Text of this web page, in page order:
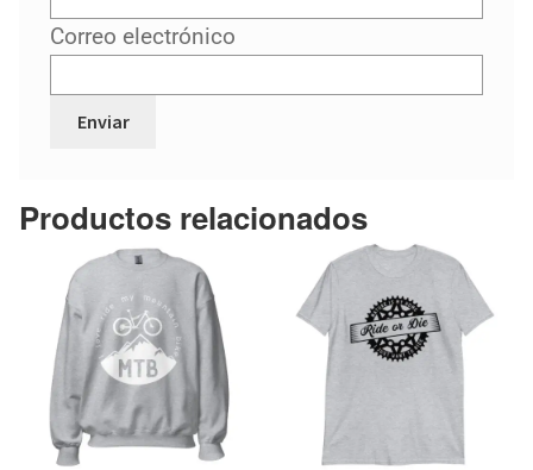
Correo electrónico
Productos relacionados